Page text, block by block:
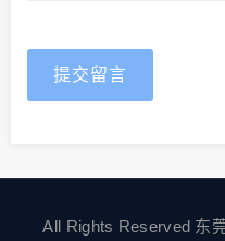
提交留言
All Rights Reserved 东